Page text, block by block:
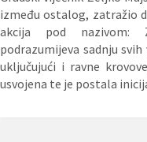
između ostalog, zatražio
akcija pod nazivom:
podrazumijeva sadnju
uključujući i ravne
usvojena te je postala